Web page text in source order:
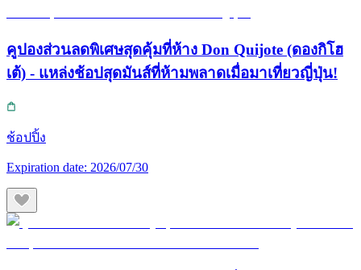
คูปองส่วนลดพิเศษสุดคุ้มที่ห้าง Don Quijote (ดองกิโฮ
เต้) - แหล่งช้อปสุดมันส์ที่ห้ามพลาดเมื่อมาเที่ยวญี่ปุ่น!
ช้อปปิ้ง
Expiration date: 2026/07/30